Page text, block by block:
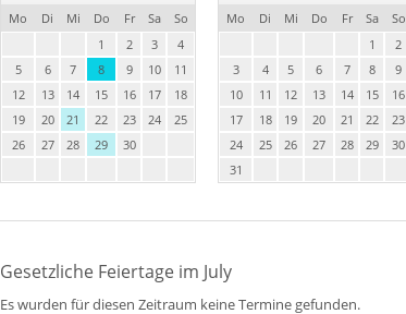
Mo Di Mi Do Fr Sa
So
1
2 3
4
5
6 7 8 9 10
11
12
13 14 15 16 17
18
19
20 21 22 23 24
25
26
27 28 29 30
Mo Di Mi Do Fr Sa
So
1
2
3
4 5 6 7 8
9
10
11 12 13 14 15
16
17
18 19 20 21 22
23
24
25 26 27 28 29
30
31
Gesetzliche Feiertage im July
Es wurden für diesen Zeitraum keine Termine gefunden.